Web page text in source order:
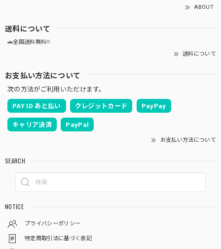
ABOUT
送料について
🚗全国送料無料!!
送料について
お支払い方法について
次の方法がご利用いただけます。
PAY ID あと払い クレジットカード PayPay
キャリア決済 PayPal
お支払い方法について
SEARCH
NOTICE
プライバシーポリシー
特定商取引法に基づく表記